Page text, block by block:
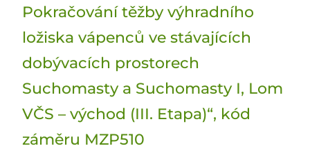
Pokračování těžby výhradního
ložiska vápenců ve stávajících
dobývacích prostorech
Suchomasty a Suchomasty I, Lom
VČS – východ (III. Etapa)“, kód
záměru MZP510